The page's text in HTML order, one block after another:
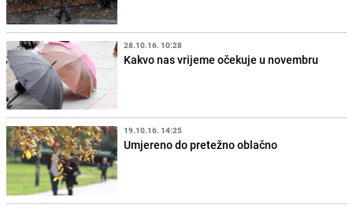
28.10.16. 10:28
Kakvo nas vrijeme očekuje u novembru
19.10.16. 14:25
Umjereno do pretežno oblačno